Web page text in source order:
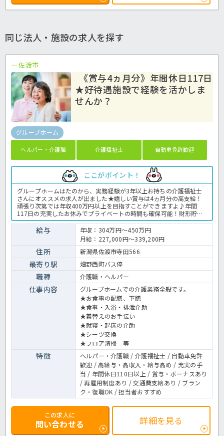
同じ法人・施設の求人を探す
佐渡市
《賞与4ヵ月分》年間休日117日
★好待遇施設で経験を活かしま
せんか？
グループホーム
ヘルパー・介護職 介護福祉士 自動車免許歓迎
ここがポイント！
グループホームはたのから、実務経験が3年以上お持ちの介護福祉士
さんにオススメの求人が出ました★嬉しい賞与は4ヵ月分の高支給！
頑張り次第では年収400万円以上を目指すことができますよ♪年間
117日の充実したお休みでプライベートの時間も確保可能！財形貯蓄
制度や企業年金など手厚い福利厚生も魅力の1つです◎研修も豊富に
実施していることから、スキルアップできる環境ですよ。好待遇の施
設で経験を活かして働きませんか？まずはほっ介護までお気軽にご相
談くださいね！グループホームでの業務全般です。 ＜介護職 正職
員 グループホームの求人＞
給与
年収：304万円～450万円
月給：227,000円～339,200円
住所 新潟県佐渡市寺田566
最寄り駅 畑野西町バス停
職種 介護職・ヘルパー
仕事内容
グループホームでの介護業務全般です。
★お食事の配膳、下膳
★食事・入浴・排泄介助
★着替えのお手伝い
★就寝・起床の介助
★シーツ交換
★フロア清掃 等
特徴
ヘルパー・介護職 / 介護福祉士 / 自動車免許
歓迎 / 高給与・高収入・給与高め / 充実の手
当 / 年間休日110日以上 / 賞与・ボーナスあり
/ 再雇用制度あり / 交通費支給あり / ブラン
ク・復職OK / 担当者おすすめ
この求人に
問い合わせる 詳細を見る